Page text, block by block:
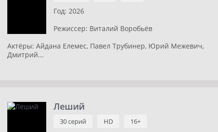
Год: 2026
Режиссер: Виталий Воробьёв
Актёры: Айдана Елемес, Павел Трубинер, Юрий Межевич,
Дмитрий...
Леший
30 серий HD 16+